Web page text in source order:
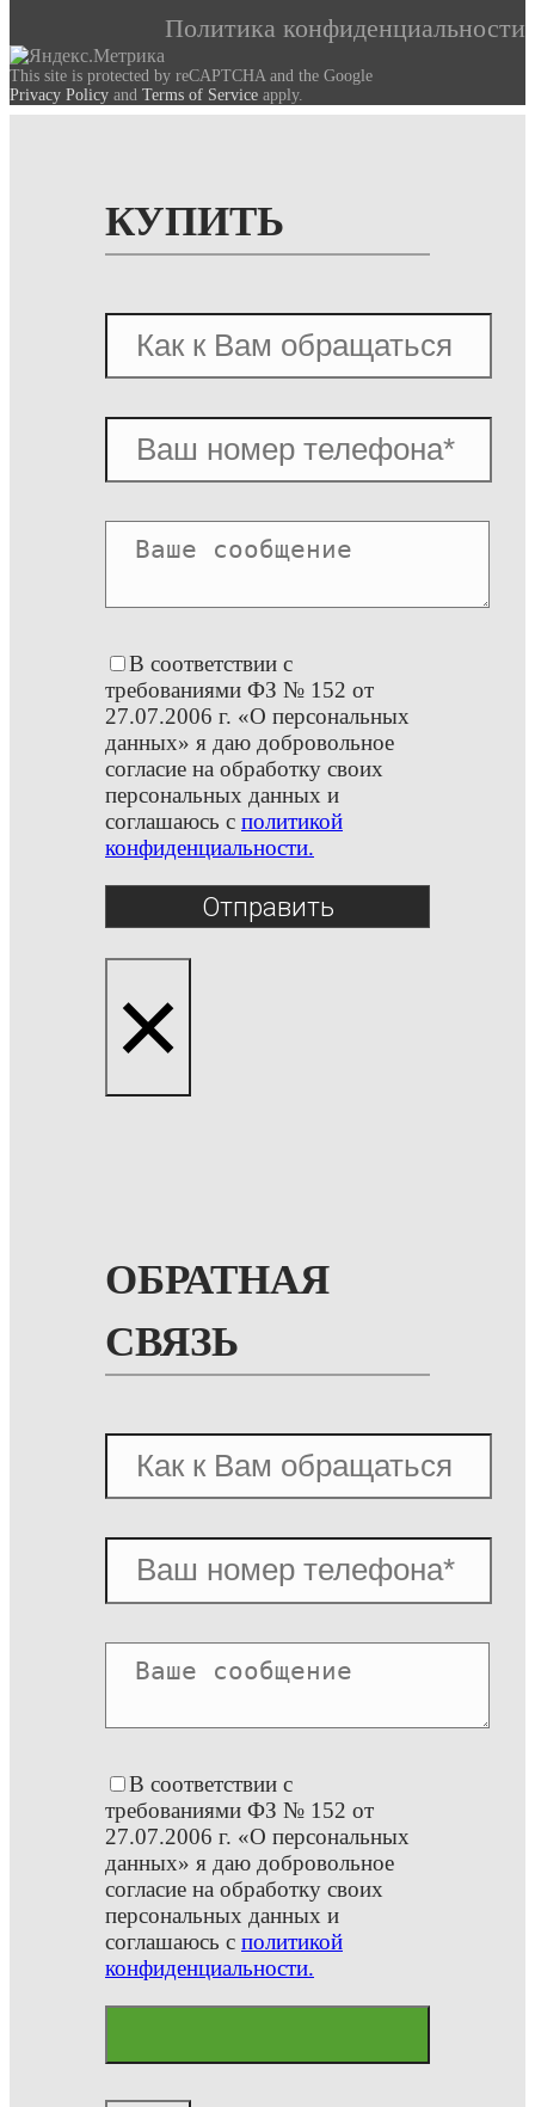
Политика конфиденциальности
This site is protected by reCAPTCHA and the Google
Privacy Policy and Terms of Service apply.
КУПИТЬ
В соответствии с
требованиями ФЗ № 152 от
27.07.2006 г. «О персональных
данных» я даю добровольное
согласие на обработку своих
персональных данных и
соглашаюсь с политикой
конфиденциальности.
Отправить
×
ОБРАТНАЯ
СВЯЗЬ
В соответствии с
требованиями ФЗ № 152 от
27.07.2006 г. «О персональных
данных» я даю добровольное
согласие на обработку своих
персональных данных и
соглашаюсь с политикой
конфиденциальности.